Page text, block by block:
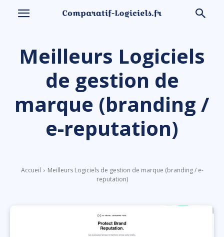
Meilleurs Logiciels
de gestion de
marque (branding /
e-reputation)
Accueil
Meilleurs Logiciels de gestion de marque (branding / e-
reputation)